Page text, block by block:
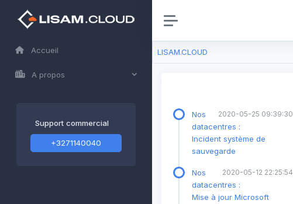
Accueil
A propos
Support commercial
+3271140040
LISAM.CLOUD
2020-05-25 09:39:30
Nos
datacentres :
Incident système de
sauvegarde
2020-05-12 22:25:54
Nos
datacentres :
Mise à jour Microsoft